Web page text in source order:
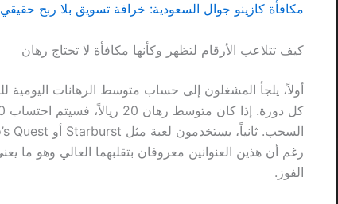
مكافأة كازينو جوال السعودية: خرافة تسويق بلا ربح حقيقي
كيف تتلاعب الأرقام لتظهر وكأنها مكافأة لا تحتاج رهان
الفوز.